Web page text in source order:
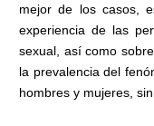
mejor de los casos,
experiencia de las
sexual, así como
la prevalencia del
hombres y mujeres,